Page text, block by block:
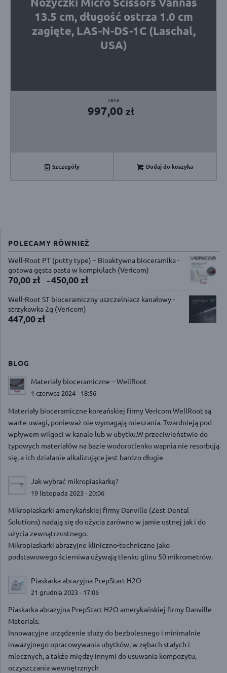
13.5 cm, długość ostrza 1.0 cm
zagięte, LAS-N-DS-1C (Laschal,
USA)
997,00 zł
Dodaj do koszyka
Szczegóły
POLECAMY RÓWNIEŻ
Well-Root PT (putty type) – Bioaktywna bioceramika -
gotowa gęsta pasta w kompiulach (Vericom)
70,00zł –450,00zł
Well-Root ST bioceramiczny uszczelniacz kanałowy -
strzykawka 2g (Vericom)
447,00zł
BLOG
Materiały bioceramiczne – WellRoot
1 czerwca 2024 - 18:56
Materiały bioceramiczne koreańskiej firmy Vericom WellRoot są
warte uwagi, ponieważ nie wymagają mieszania. Twardnieją pod
wpływem wilgoci w kanale lub w ubytku.W przeciwieństwie do
typowych materiałów na bazie wodorotlenku wapnia nie resorbują
się, a ich działanie alkalizujące jest bardzo długie
Jak wybrać mikropiaskarkę?
19 listopada 2023 - 20:06
Mikropiaskarki amerykańskiej firmy Danville (Zest Dental
Solutions) nadają się do użycia zarówno w jamie ustnej jak i do
użycia zewnątrzustnego.
Mikropiaskarki abrazyjne kliniczno-techniczne jako
podstawowego ścierniwa używają tlenku glinu 50 mikrometrów.
Piaskarka abrazyjna PrepStart H2O
21 grudnia 2023 - 17:06
Piaskarka abrazyjna PrepStart H2O amerykańskiej firmy Danville
Materials.
Innowacyjne urządzenie służy do bezbolesnego i minimalnie
inwazyjnego opracowywania ubytków, w zębach stałych i
mlecznych, a także między innymi do usuwania kompozytu,
oczyszczania wewnętrznych